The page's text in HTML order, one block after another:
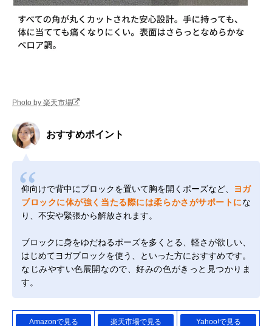
Photo by 楽天市場
おすすめポイント
仰向けで背中にブロックを置いて胸を開くポーズなど、
ヨガ
ブロックに体が強く当たる際には柔らかさがサポートにな
り、不安や緊張から解放されます。
ブロックに身をゆだねるポーズを多くとる、軽さが欲しい、
はじめてヨガブロックを使う、といった方におすすめです。
なじみやすい色展開なので、好みの色がきっと見つかりま
す。
Amazonで見る 楽天市場で見る Yahoo!で見る